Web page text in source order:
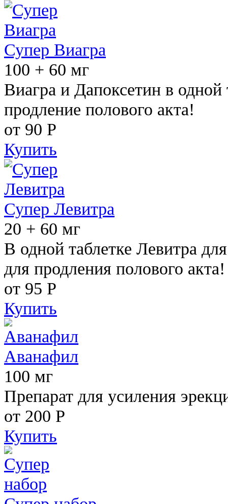
Супер Виагра
100 + 60 мг
Виагра и Дапоксетин в одной
продление полового акта!
от 90 Р
Купить
Супер Левитра
20 + 60 мг
В одной таблетке Левитра
для продления полового акта!
от 95 Р
Купить
Аванафил
100 мг
Препарат для усиления
от 200 Р
Купить